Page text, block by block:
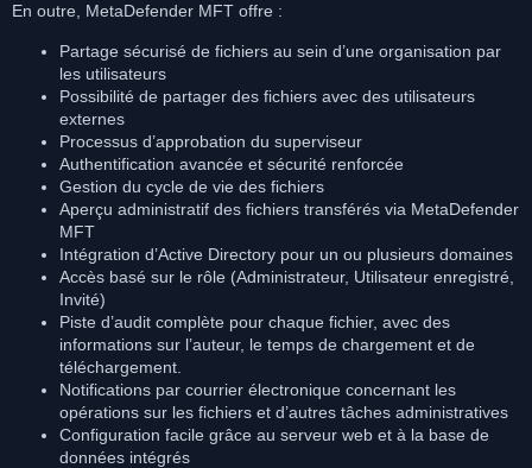
En outre, MetaDefender MFT offre :
Partage sécurisé de fichiers au sein d’une organisation par
les utilisateurs
Possibilité de partager des fichiers avec des utilisateurs
externes
Processus d’approbation du superviseur
Authentification avancée et sécurité renforcée
Gestion du cycle de vie des fichiers
Aperçu administratif des fichiers transférés via MetaDefender
MFT
Intégration d’Active Directory pour un ou plusieurs domaines
Accès basé sur le rôle (Administrateur, Utilisateur enregistré,
Invité)
Piste d’audit complète pour chaque fichier, avec des
informations sur l’auteur, le temps de chargement et de
téléchargement.
Notifications par courrier électronique concernant les
opérations sur les fichiers et d’autres tâches administratives
Configuration facile grâce au serveur web et à la base de
données intégrés